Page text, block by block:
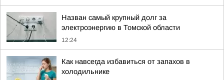
Назван самый крупный долг за
электроэнергию в Томской области
12:24
Как навсегда избавиться от запахов в
холодильнике